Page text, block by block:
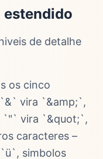
estendido
de detalhe
os cinco
vira `&amp;`,
vira `&quot;`,
caracteres –
simbolos